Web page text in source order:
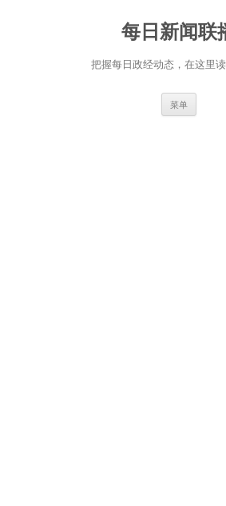
每日新闻联
把握每日政经动态，在这里读
菜单